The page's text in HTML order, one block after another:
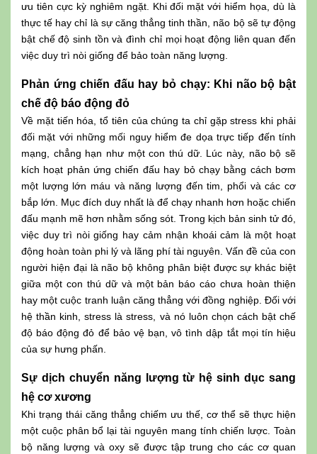
ưu tiên cực kỳ nghiêm ngặt. Khi đối mặt với hiểm họa, dù là
thực tế hay chỉ là sự căng thẳng tinh thần, não bộ sẽ tự động
bật chế độ sinh tồn và đình chỉ mọi hoạt động liên quan đến
việc duy trì nòi giống để bảo toàn năng lượng.
Phản ứng chiến đấu hay bỏ chạy: Khi não bộ bật
chế độ báo động đỏ
Về mặt tiến hóa, tổ tiên của chúng ta chỉ gặp stress khi phải
đối mặt với những mối nguy hiểm đe dọa trực tiếp đến tính
mạng, chẳng hạn như một con thú dữ. Lúc này, não bộ sẽ
kích hoạt phản ứng chiến đấu hay bỏ chạy bằng cách bơm
một lượng lớn máu và năng lượng đến tim, phổi và các cơ
bắp lớn. Mục đích duy nhất là để chạy nhanh hơn hoặc chiến
đấu mạnh mẽ hơn nhằm sống sót. Trong kịch bản sinh tử đó,
việc duy trì nòi giống hay cảm nhận khoái cảm là một hoạt
động hoàn toàn phi lý và lãng phí tài nguyên. Vấn đề của con
người hiện đại là não bộ không phân biệt được sự khác biệt
giữa một con thú dữ và một bản báo cáo chưa hoàn thiện
hay một cuộc tranh luận căng thẳng với đồng nghiệp. Đối với
hệ thần kinh, stress là stress, và nó luôn chọn cách bật chế
độ báo động đỏ để bảo vệ bạn, vô tình dập tắt mọi tín hiệu
của sự hưng phấn.
Sự dịch chuyển năng lượng từ hệ sinh dục sang
hệ cơ xương
Khi trạng thái căng thẳng chiếm ưu thế, cơ thể sẽ thực hiện
một cuộc phân bổ lại tài nguyên mang tính chiến lược. Toàn
bộ năng lượng và oxy sẽ được tập trung cho các cơ quan